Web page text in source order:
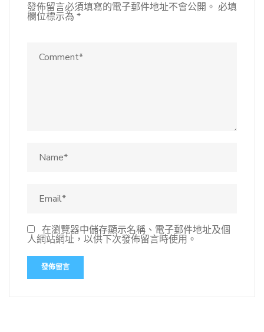
發佈留言必須填寫的電子郵件地址不會公開。 必填
欄位標示為 *
在瀏覽器中儲存顯示名稱、電子郵件地址及個
人網站網址，以供下次發佈留言時使用。